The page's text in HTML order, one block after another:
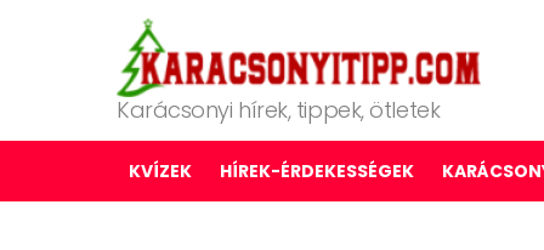
Karácsonyi hírek, tippek, ötletek
KVÍZEK HÍREK-ÉRDEKESSÉGEK